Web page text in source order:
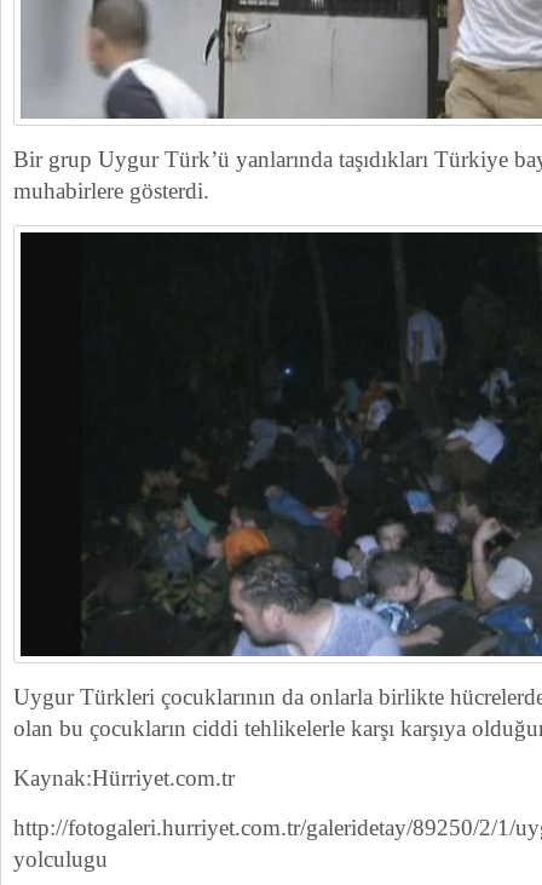
Bir grup Uygur Türk’ü yanlarında taşıdıkları Türkiye
muhabirlere gösterdi.
Uygur Türkleri çocuklarının da onlarla birlikte
olan bu çocukların ciddi tehlikelerle karşı karşıya
Kaynak:Hürriyet.com.tr
http://fotogaleri.hurriyet.com.tr/galeridetay/89250/2/1/
yolculugu